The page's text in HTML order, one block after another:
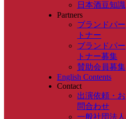
日本酒豆知識
Partners
ブランドパー
トナー
ブランドパー
トナー募集
賛助会員募集
English Contents
Contact
出演依頼・お
問合わせ
一般社団法人